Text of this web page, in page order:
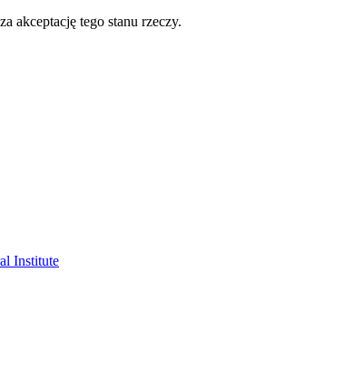
akceptację tego stanu rzeczy.
Institute